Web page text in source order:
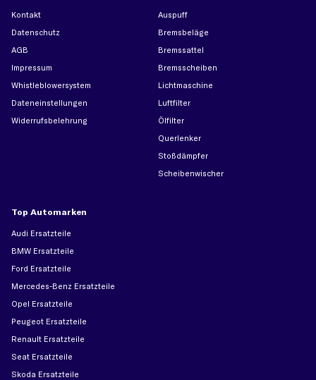
Kontakt
Datenschutz
AGB
Impressum
Whistleblowersystem
Dateneinstellungen
Widerrufsbelehrung
Auspuff
Bremsbeläge
Bremssattel
Bremsscheiben
Lichtmaschine
Luftfilter
Ölfilter
Querlenker
Stoßdämpfer
Scheibenwischer
Top Automarken
Audi Ersatzteile
BMW Ersatzteile
Ford Ersatzteile
Mercedes-Benz Ersatzteile
Opel Ersatzteile
Peugeot Ersatzteile
Renault Ersatzteile
Seat Ersatzteile
Skoda Ersatzteile